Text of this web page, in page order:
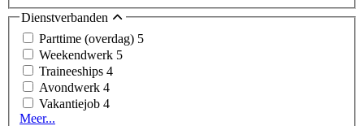
Dienstverbanden
Parttime (overdag) 5
Weekendwerk 5
Traineeships 4
Avondwerk 4
Vakantiejob 4
Meer...